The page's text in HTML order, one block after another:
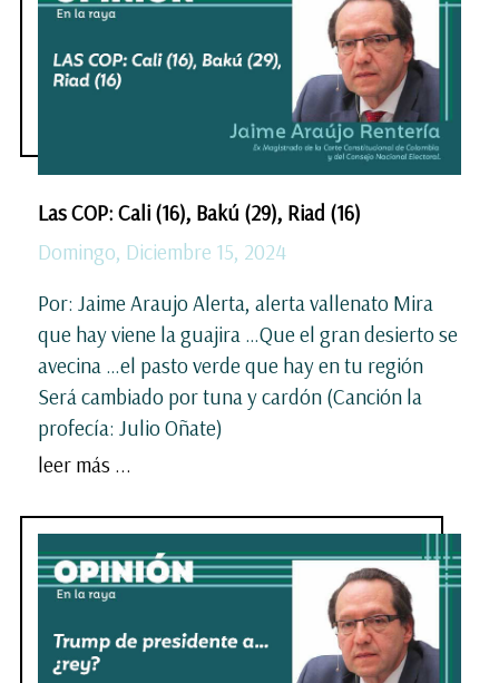
Las COP: Cali (16), Bakú (29), Riad (16)
Domingo, Diciembre 15, 2024
Por: Jaime Araujo Alerta, alerta vallenato Mira
que hay viene la guajira …Que el gran desierto se
avecina …el pasto verde que hay en tu región
Será cambiado por tuna y cardón (Canción la
profecía: Julio Oñate)
leer más ...